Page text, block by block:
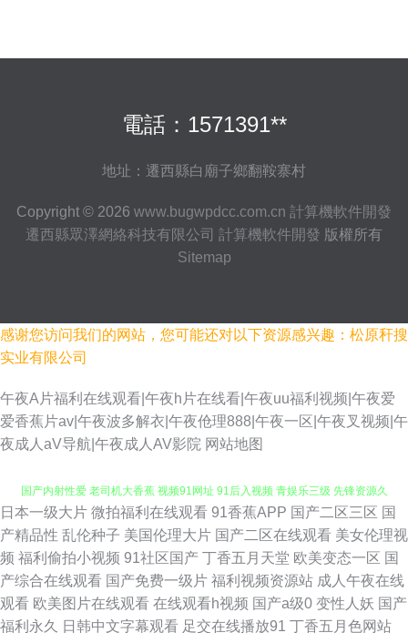
電話：1571391**
地址：遷西縣白廟子鄉翻鞍寨村
Copyright © 2026 www.bugwpdcc.com.cn 計算機軟件開發
遷西縣眾澤網絡科技有限公司 計算機軟件開發 版權所有
Sitemap
感谢您访问我们的网站，您可能还对以下资源感兴趣：松原秆搜
实业有限公司
午夜A片福利在线观看|午夜h片在线看|午夜uu福利视频|午夜爱
爱香蕉片av|午夜波多解衣|午夜伧理888|午夜一区|午夜叉视频|午
夜成人aV导航|午夜成人AV影院 网站地图
九一传媒 足交AV 日韩A∨手机在线 亚洲瑟瑟王国 91秀秀 肏逼电影在线观看
国产内射性爱 老司机大香蕉 视频91网址 91后入视频 青娱乐三级 先锋资源久
久 51自拍视频在线 国产视频95 欧美人妖网站 伊人婷婷色香五月 国产欧美第
日本一级大片 微拍福利在线观看 91香蕉APP 国产二区三区 国
产精品性 乱伦种子 美国伦理大片 国产二区在线观看 美女伦理视
频 福利偷拍小视频 91社区国产 丁香五月天堂 欧美变态一区 国
产综合在线观看 国产免费一级片 福利视频资源站 成人午夜在线
观看 欧美图片在线观看 在线观看h视频 国产a级0 变性人妖 国产
福利永久
日韩中文字幕观看 足交在线播放91 丁香五月色网站